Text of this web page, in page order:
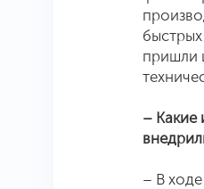
пришли
– Какие
– В